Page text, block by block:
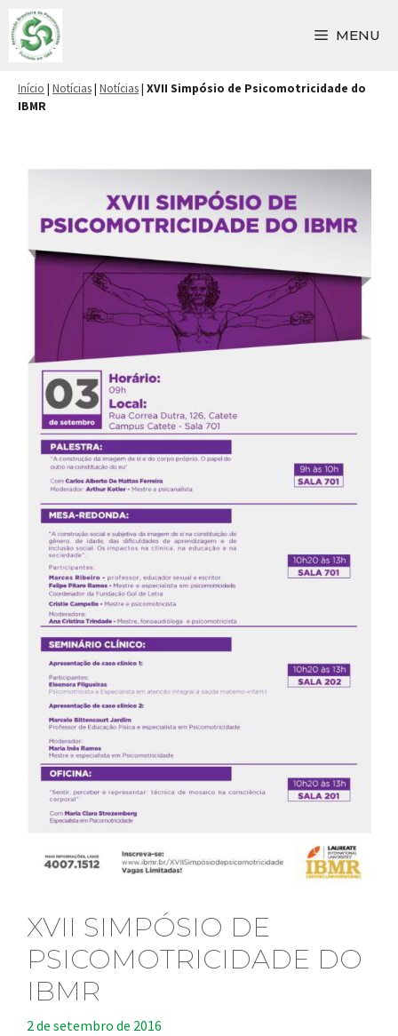
Pular
para
MENU
Início | Notícias| Notícias| XVII Simpósio de Psicomotricidade do
IBMR
XVII SIMPÓSIO DE
PSICOMOTRICIDADE DO
IBMR
2 de setembro de 2016